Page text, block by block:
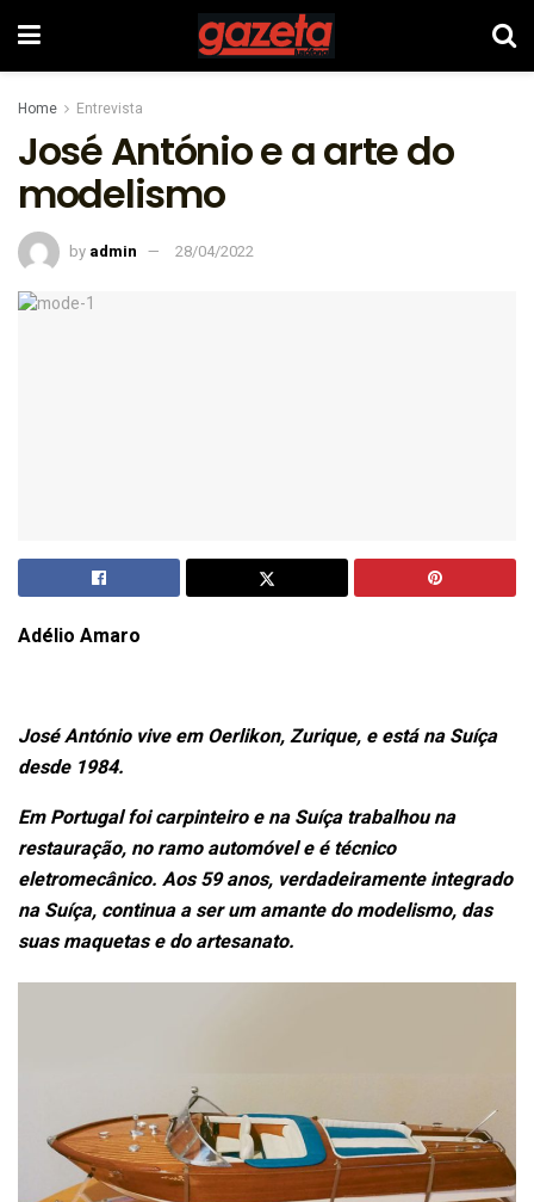
Home Entrevista
José António e a arte do
modelismo
by admin 28/04/2022
Adélio Amaro
José António vive em Oerlikon, Zurique, e está na Suíça
desde 1984.
Em Portugal foi carpinteiro e na Suíça trabalhou na
restauração, no ramo automóvel e é técnico
eletromecânico. Aos 59 anos, verdadeiramente integrado
na Suíça, continua a ser um amante do modelismo, das
suas maquetas e do artesanato.